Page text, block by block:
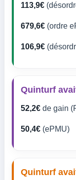
113,9€
679,6€ (ordre
106,9€
Quinturf
52,2€ de gain
50,4€ (ePMU)
Quinturf